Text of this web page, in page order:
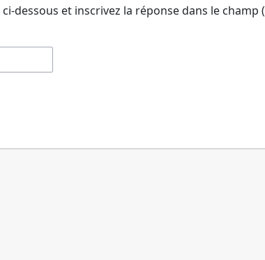
dessous et inscrivez la réponse dans le champ (